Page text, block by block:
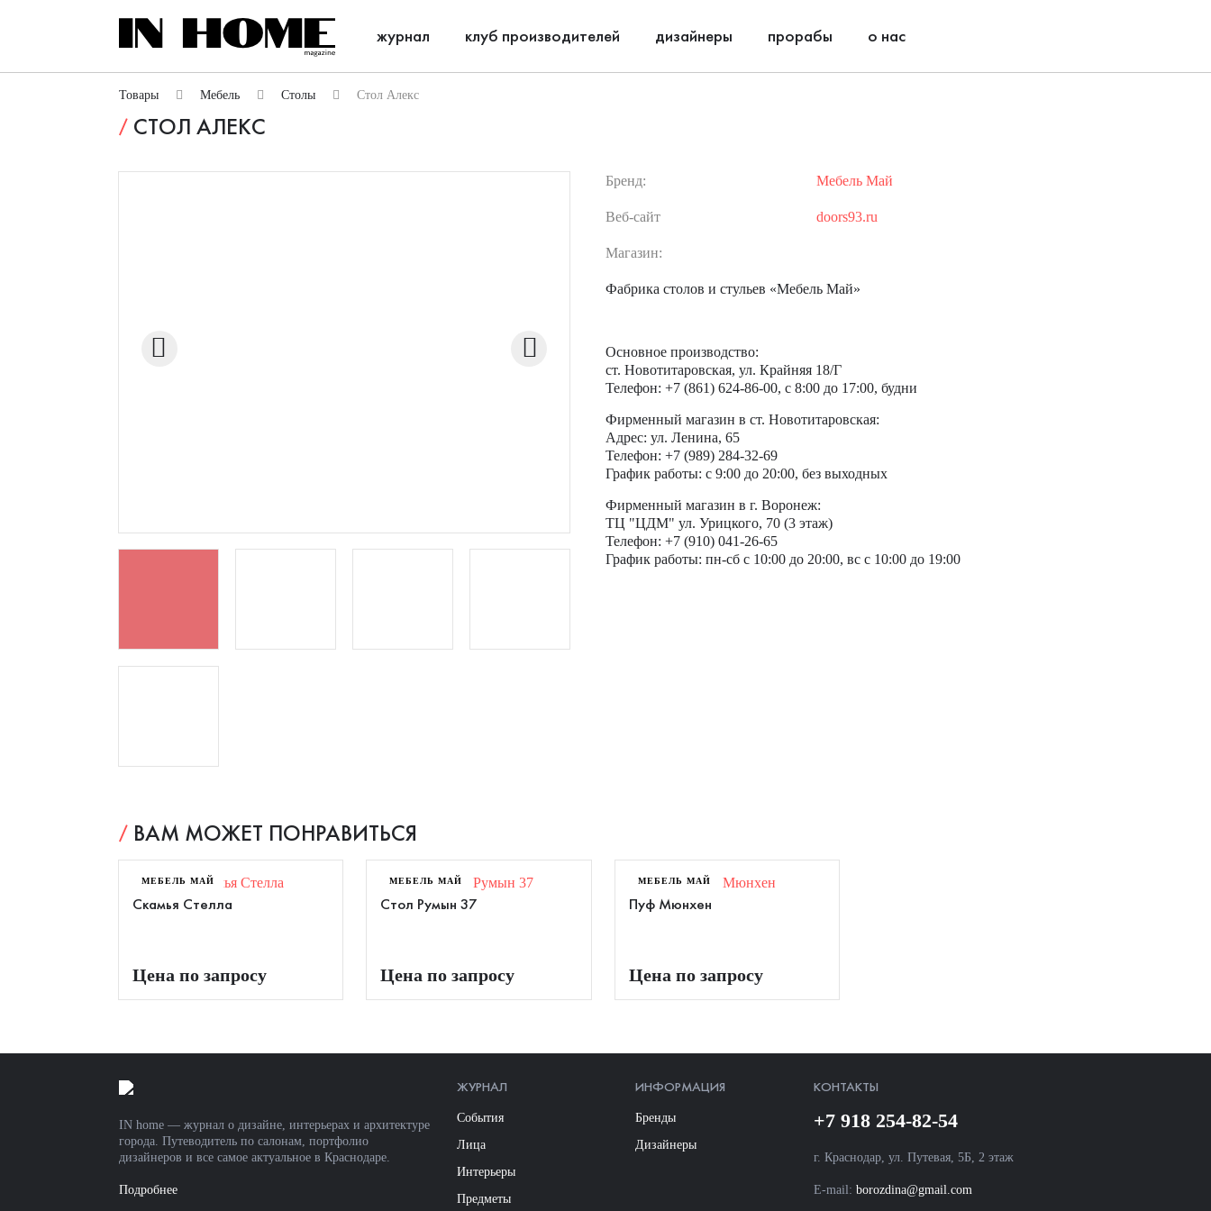
журнал клуб производителей дизайнеры прорабы о нас
Товары Мебель Столы Стол Алекс
СТОЛ АЛЕКС
Бренд: Мебель Май
Веб-сайт doors93.ru
Магазин:
Фабрика столов и стульев «Мебель Май»
Основное производство:
ст. Новотитаровская, ул. Крайняя 18/Г
Телефон: +7 (861) 624-86-00, c 8:00 до 17:00, будни
Фирменный магазин в ст. Новотитаровская:
Адрес: ул. Ленина, 65
Телефон: +7 (989) 284-32-69
График работы: с 9:00 до 20:00, без выходных
Фирменный магазин в г. Воронеж:
ТЦ "ЦДМ" ул. Урицкого, 70 (3 этаж)
Телефон: +7 (910) 041-26-65
График работы: пн-сб с 10:00 до 20:00, вс с 10:00 до 19:00
ВАМ МОЖЕТ ПОНРАВИТЬСЯ
МЕБЕЛЬ МАЙ
Скамья Стелла
Цена по запросу
МЕБЕЛЬ МАЙ
Стол Румын 37
Цена по запросу
МЕБЕЛЬ МАЙ
Пуф Мюнхен
Цена по запросу
IN home — журнал о дизайне, интерьерах и архитектуре
города. Путеводитель по салонам, портфолио
дизайнеров и все самое актуальное в Краснодаре.
Подробнее
ЖУРНАЛ
События
Лица
Интерьеры
Предметы
ИНФОРМАЦИЯ
Бренды
Дизайнеры
КОНТАКТЫ
+7 918 254-82-54
г. Краснодар, ул. Путевая, 5Б, 2 этаж
E-mail:borozdina@gmail.com